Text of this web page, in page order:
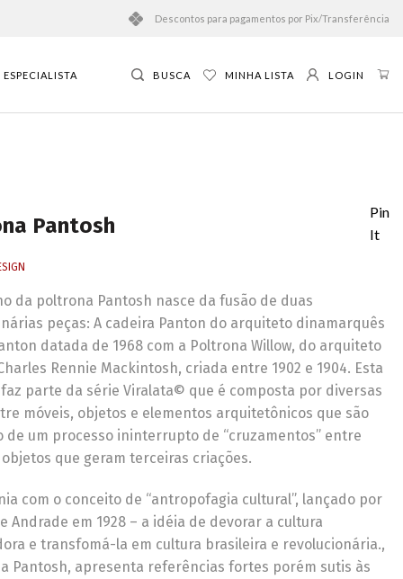
Descontos para pagamentos por Pix/Transferência
BUSCA MINHA LISTA LOGIN
Pantosh
Pin
It
da poltrona Pantosh nasce da fusão de duas
peças: A cadeira Panton do arquiteto dinamarquês
datada de 1968 com a Poltrona Willow, do arquiteto
Rennie Mackintosh, criada entre 1902 e 1904. Esta
parte da série Viralata© que é composta por diversas
móveis, objetos e elementos arquitetônicos que são
de um processo ininterrupto de “cruzamentos” entre
objetos que geram terceiras criações.
com o conceito de “antropofagia cultural”, lançado por
Andrade em 1928 – a idéia de devorar a cultura
e transfomá-la em cultura brasileira e revolucionária.,
Pantosh, apresenta referências fortes porém sutis às